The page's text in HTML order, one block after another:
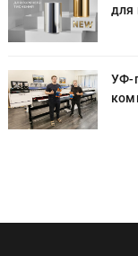
для
УФ-